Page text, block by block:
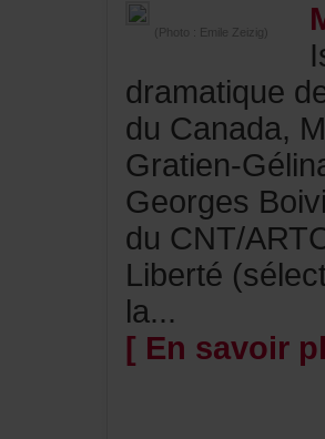
(Photo:EmileZeizig)
Gratien-
duCNT/
la...